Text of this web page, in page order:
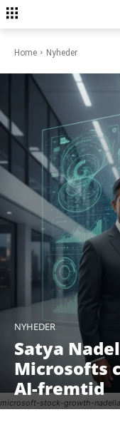
Home Nyheder
microsoft-stock-growth-nadella
NYHEDER
Satya
Microsofts
AI-fremtid